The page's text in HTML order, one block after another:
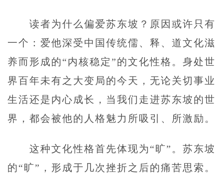
读者为什么偏爱苏东坡？原因或许只有
一个：爱他深受中国传统儒、释、道文化滋
养而形成的“内核稳定”的文化性格。身处世
界百年未有之大变局的今天，无论关切事业
生活还是内心成长，当我们走进苏东坡的世
界，都会被他的人格魅力所吸引、所激励。
这种文化性格首先体现为“旷”。苏东坡
的“旷”，形成于几次挫折之后的痛苦思索。